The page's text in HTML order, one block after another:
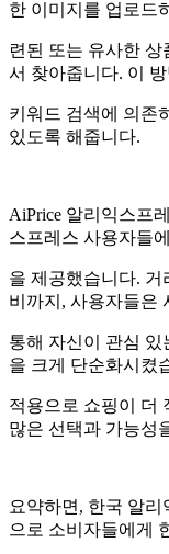
한 이미지를 업로드
련된 또는 유사한 상
서 찾아줍니다. 이
키워드 검색에 의존
있도록 해줍니다.
AiPrice 알리익스프
스프레스 사용자들
을 제공했습니다.
비까지, 사용자들은
통해 자신이 관심 있
을 크게 단순화시켰
적용으로 쇼핑이 더
많은 선택과 가능성
요약하면, 한국 알
으로 소비자들에게